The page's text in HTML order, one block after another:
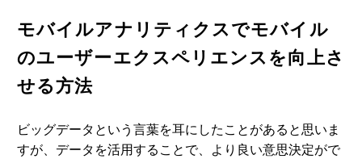
モバイルアナリティクスでモバイル
のユーザーエクスペリエンスを向上さ
せる方法
ビッグデータという言葉を耳にしたことがあると思いま
すが、データを活用することで、より良い意思決定がで